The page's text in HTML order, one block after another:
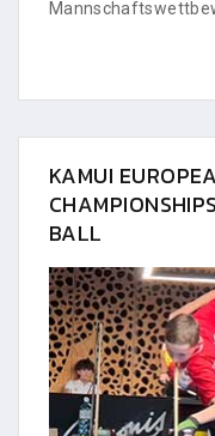
KAMUI
BALL